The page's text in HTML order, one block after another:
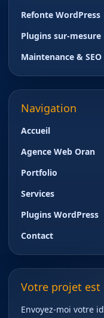
Refonte WordPress
Plugins sur-mesure
Maintenance & SEO
Navigation
Accueil
Agence Web Oran
Portfolio
Services
Plugins WordPress
Contact
Votre projet est
Envoyez-moi votre